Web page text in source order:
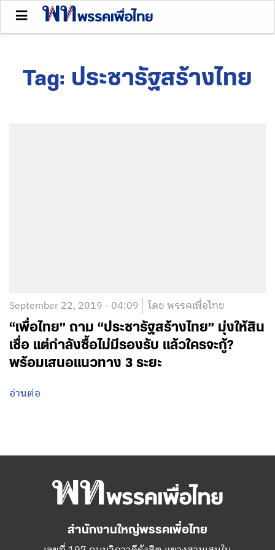
Tag: ประชารัฐสร้างไทย
September 22, 2019 - 04:09 โดย พรรคเพื่อไทย
“เพื่อไทย” ถาม “ประชารัฐสร้างไทย” มุ่งให้สิน
เชื่อ แต่กำลังซื้อไม่มีรองรับ แล้วใครจะกู้?
พร้อมเสนอแนวทาง 3 ระยะ
อ่านต่อ
สำนักงานใหญ่พรรคเพื่อไทย